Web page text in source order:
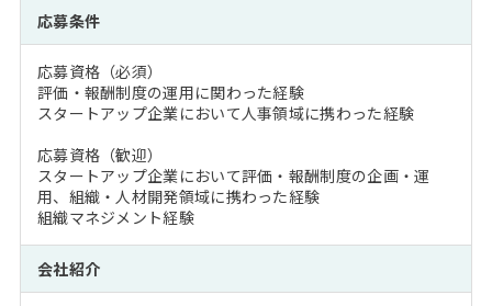
応募条件
応募資格（必須）
評価・報酬制度の運用に関わった経験
スタートアップ企業において人事領域に携わった経験
応募資格（歓迎）
スタートアップ企業において評価・報酬制度の企画・運
用、組織・人材開発領域に携わった経験
組織マネジメント経験
会社紹介